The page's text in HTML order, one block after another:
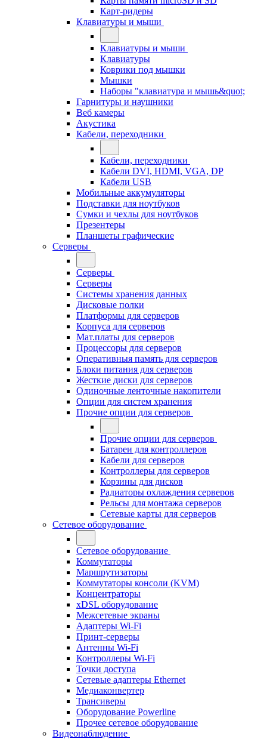
Карт-ридеры
Клавиатуры и мыши
Клавиатуры и мыши
Клавиатуры
Коврики под мышки
Мышки
Наборы "клавиатура и мышь&quot;
Гарнитуры и наушники
Веб камеры
Акустика
Кабели, переходники
Кабели, переходники
Кабели DVI, HDMI, VGA, DP
Кабели USB
Мобильные аккумуляторы
Подставки для ноутбуков
Сумки и чехлы для ноутбуков
Презентеры
Планшеты графические
Серверы
Серверы
Серверы
Системы хранения данных
Дисковые полки
Платформы для серверов
Корпуса для серверов
Мат.платы для серверов
Процессоры для серверов
Оперативныя память для серверов
Блоки питания для серверов
Жесткие диски для серверов
Одиночные ленточные накопители
Опции для систем хранения
Прочие опции для серверов
Прочие опции для серверов
Батареи для контроллеров
Кабели для серверов
Контроллеры для серверов
Корзины для дисков
Радиаторы охлаждения серверов
Рельсы для монтажа серверов
Сетевые карты для серверов
Сетевое оборудование
Сетевое оборудование
Коммутаторы
Маршрутизаторы
Коммутаторы консоли (KVM)
Концентраторы
xDSL оборудование
Межсетевые экраны
Адаптеры Wi-Fi
Принт-серверы
Антенны Wi-Fi
Контроллеры Wi-Fi
Точки доступа
Сетевые адаптеры Ethernet
Медиаконвертер
Трансиверы
Оборудование Powerline
Прочее сетевое оборудование
Видеонаблюдение